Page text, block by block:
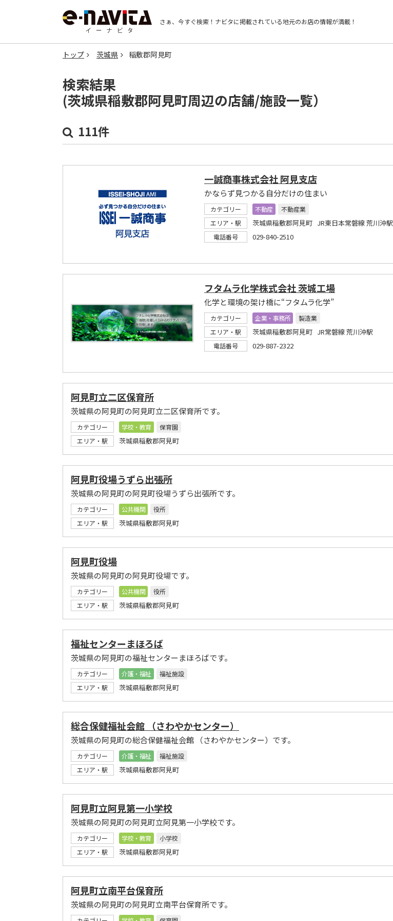
さぁ、今すぐ検索！ ナビタに掲載されている地元のお店の情報が満載！
トップ 茨城県 稲敷郡阿見町
検索結果
(茨城県稲敷郡阿見町周辺の店舗/施設一覧）
111件
一誠商事株式会社 阿見支店
かならず見つかる自分だけの住まい
カテゴリー 不動産
不動産業
エリア・駅
茨城県稲敷郡阿見町 JR東日本常磐線 荒川沖駅
電話番号 029-840-2510
フタムラ化学株式会社 茨城工場
化学と環境の架け橋に“フタムラ化学”
カテゴリー 企業・事務所
製造業
エリア・駅
茨城県稲敷郡阿見町 JR常磐線 荒川沖駅
電話番号 029-887-2322
阿見町立二区保育所
茨城県の阿見町の阿見町立二区保育所です。
カテゴリー 学校・教育
保育園
エリア・駅
茨城県稲敷郡阿見町
阿見町役場うずら出張所
茨城県の阿見町の阿見町役場うずら出張所です。
カテゴリー 公共機関
役所
エリア・駅
茨城県稲敷郡阿見町
阿見町役場
茨城県の阿見町の阿見町役場です。
カテゴリー 公共機関
役所
エリア・駅
茨城県稲敷郡阿見町
福祉センターまほろば
茨城県の阿見町の福祉センターまほろばです。
カテゴリー 介護・福祉
福祉施設
エリア・駅
茨城県稲敷郡阿見町
総合保健福祉会館 （さわやかセンター）
茨城県の阿見町の総合保健福祉会館 （さわやかセンター）です。
カテゴリー 介護・福祉
福祉施設
エリア・駅
茨城県稲敷郡阿見町
阿見町立阿見第一小学校
茨城県の阿見町の阿見町立阿見第一小学校です。
カテゴリー 学校・教育
小学校
エリア・駅
茨城県稲敷郡阿見町
阿見町立南平台保育所
茨城県の阿見町の阿見町立南平台保育所です。